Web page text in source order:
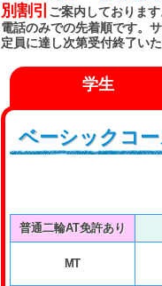
別割引 ご案内しております
電話のみでの先着順です。
定員に達し次第受付終了い
学生
ベーシックコ
普通二輪AT免許あり
MT